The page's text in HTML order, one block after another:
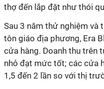
thợ đến lắp đặt như thói
Sau 3 năm thử nghiệm và
tôn giáo địa phương, Era
cửa hàng. Doanh thu trên
nhỏ đạt mức tốt; các cửa
1,5 đến 2 lần so với thị